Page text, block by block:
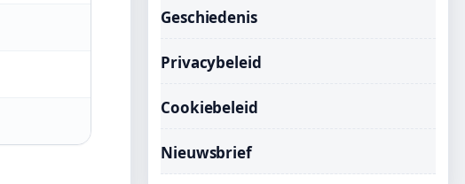
Geschiedenis
Privacybeleid
Cookiebeleid
Nieuwsbrief